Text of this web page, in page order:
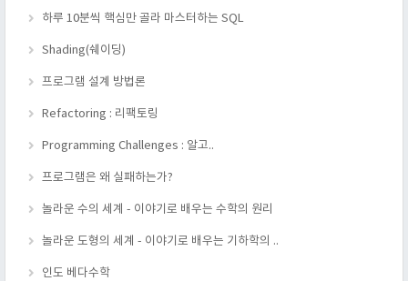
하루 10분씩 핵심만 골라 마스터하는 SQL
Shading(쉐이딩)
프로그램 설계 방법론
Refactoring : 리팩토링
Programming Challenges : 알고..
프로그램은 왜 실패하는가?
놀라운 수의 세계 - 이야기로 배우는 수학의 원리
놀라운 도형의 세계 - 이야기로 배우는 기하학의 ..
인도 베다수학